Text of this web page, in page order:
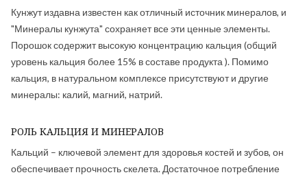
Кунжут издавна известен как отличный источник минералов, и
"Минералы кунжута" сохраняет все эти ценные элементы.
Порошок содержит высокую концентрацию кальция (общий
уровень кальция более 15% в составе продукта ). Помимо
кальция, в натуральном комплексе присутствуют и другие
минералы: калий, магний, натрий.
РОЛЬ КАЛЬЦИЯ И МИНЕРАЛОВ
Кальций – ключевой элемент для здоровья костей и зубов, он
обеспечивает прочность скелета. Достаточное потребление